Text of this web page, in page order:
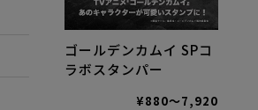
ゴールデンカムイ SPコ
ラボスタンパー
¥880～7,920